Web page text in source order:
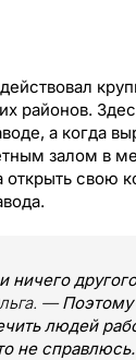
районов.
а когда
залом в
открыть
—Поэтому
людей
не